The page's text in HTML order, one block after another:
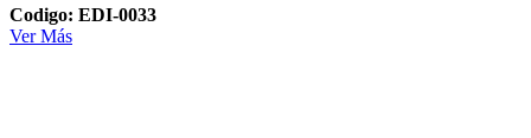
Codigo: EDI-0033
Ver Más